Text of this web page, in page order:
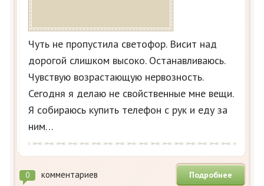
Чуть не пропустила светофор. Висит над
дорогой слишком высоко. Останавливаюсь.
Чувствую возрастающую нервозность.
Сегодня я делаю не свойственные мне вещи.
Я собираюсь купить телефон с рук и еду за
ним…
0 комментариев Подробнее